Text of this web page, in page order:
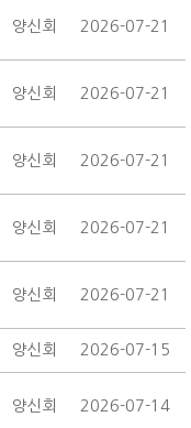
양신회 2026-07-21
양신회 2026-07-21
양신회 2026-07-21
양신회 2026-07-21
양신회 2026-07-21
양신회 2026-07-15
양신회 2026-07-14